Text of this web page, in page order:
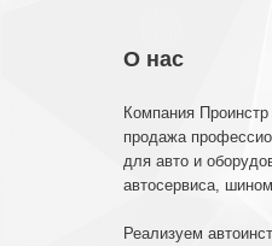
О нас
Компания
продажа
для авто и
автосервиса,
Реализуем